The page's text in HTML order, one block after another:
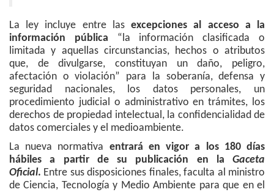
La ley incluye entre lasexcepciones al acceso a la
información pública “la información clasificada o
limitada y aquellas circunstancias, hechos o atributos
que, de divulgarse, constituyan un daño, peligro,
afectación o violación” para la soberanía, defensa y
seguridad nacionales, los datos personales, un
procedimiento judicial o administrativo en trámites, los
derechos de propiedad intelectual, la confidencialidad de
datos comerciales y el medioambiente.
La nueva normativa entrará en vigor a los 180 días
hábiles a partir de su publicación en la Gaceta
Oficial. Entre sus disposiciones finales, faculta al ministro
de Ciencia, Tecnología y Medio Ambiente para que en el